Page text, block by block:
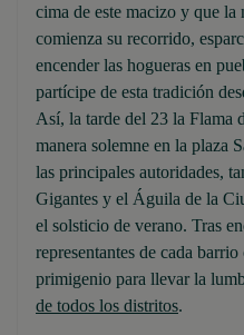
cima de este macizo y que
comienza su recorrido,
encender las hogueras en
partícipe de esta tradición
Así, la tarde del 23 la Flama
manera solemne en la plaza
las principales autoridades,
Gigantes y el Águila de la
el solsticio de verano. Tras
representantes de cada
primigenio para llevar la
de todos los distritos.